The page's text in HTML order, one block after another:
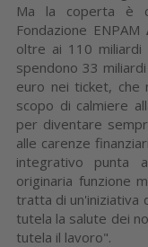
Ma la coperta è
Fondazione ENPAM
oltre ai 110 miliardi
spendono 33
euro nei ticket, che
scopo di calmiere
per diventare
alle carenze
integrativo punta
originaria funzione
tratta di un'iniziativa
tutela la salute dei
tutela il lavoro".